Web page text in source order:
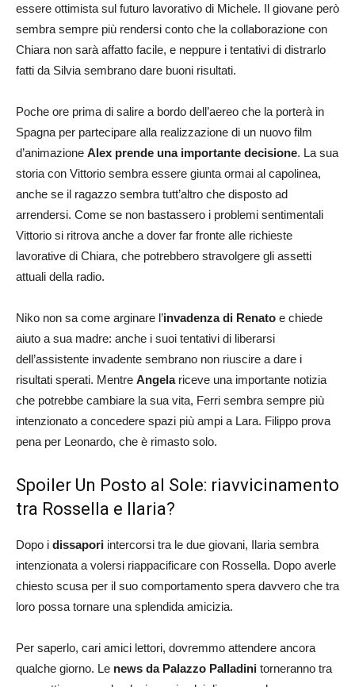
essere ottimista sul futuro lavorativo di Michele. Il giovane però
sembra sempre più rendersi conto che la collaborazione con
Chiara non sarà affatto facile, e neppure i tentativi di distrarlo
fatti da Silvia sembrano dare buoni risultati.
Poche ore prima di salire a bordo dell’aereo che la porterà in
Spagna per partecipare alla realizzazione di un nuovo film
d’animazione Alex prende una importante decisione. La sua
storia con Vittorio sembra essere giunta ormai al capolinea,
anche se il ragazzo sembra tutt’altro che disposto ad
arrendersi. Come se non bastassero i problemi sentimentali
Vittorio si ritrova anche a dover far fronte alle richieste
lavorative di Chiara, che potrebbero stravolgere gli assetti
attuali della radio.
Niko non sa come arginare l’invadenza di Renato e chiede
aiuto a sua madre: anche i suoi tentativi di liberarsi
dell’assistente invadente sembrano non riuscire a dare i
risultati sperati. Mentre Angelariceve una importante notizia
che potrebbe cambiare la sua vita, Ferri sembra sempre più
intenzionato a concedere spazi più ampi a Lara. Filippo prova
pena per Leonardo, che è rimasto solo.
Spoiler Un Posto al Sole: riavvicinamento
tra Rossella e Ilaria?
Dopo i dissapori intercorsi tra le due giovani, Ilaria sembra
intenzionata a volersi riappacificare con Rossella. Dopo averle
chiesto scusa per il suo comportamento spera davvero che tra
loro possa tornare una splendida amicizia.
Per saperlo, cari amici lettori, dovremmo attendere ancora
qualche giorno. Le news da Palazzo Palladini torneranno tra